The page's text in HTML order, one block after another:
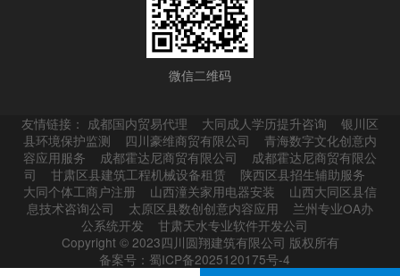
微信二维码
友情链接： 成都国内贸易代理 大同成人学历提升咨询
银川区
县环境保护监测
四川豪维商贸有限公司
青海数字文化创意内
容应用服务
成都霍达尼商贸有限公司
成都霍达尼商贸有限公
司
甘肃区县建筑工程机械设备租赁
陕西区县招生辅助服务
大同个体工商户注册
山西潼关家用电器安装
山西大同区县信
息技术咨询公司
太原区县数创创意内容应用
兰州专业OA办
公系统开发
甘肃天水专业软件开发公司
Copyright © 2023四川圆翔建筑有限公司 版权所有
备案号：蜀ICP备2025120175号-4